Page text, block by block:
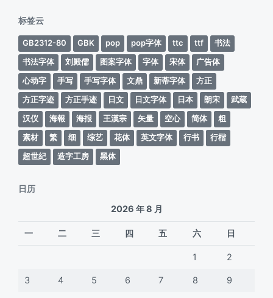
标签云
GB2312-80 GBK pop pop字体 ttc ttf
书法
书法字体
刘殿儒 图案字体 字体 宋体
广告体
心动字
手写 手写字体 文鼎 新蒂字体
方正
方正字迹
方正手迹 日文 日文字体 日本 朗宋
武蔵
汉仪
海報 海报 王漢宗 矢量 空心 简体
粗
素材
繁 细 综艺 花体 英文字体 行书
行楷
超世紀
造字工房 黑体
日历
2026 年 8 月
一 二 三 四 五 六 日
1 2
3 4 5 6 7 8 9